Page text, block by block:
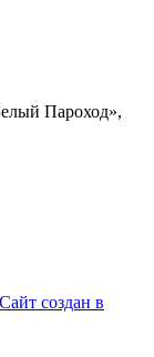
Пароход»,
Сайт создан в